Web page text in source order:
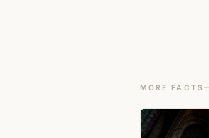
MORE FACTS